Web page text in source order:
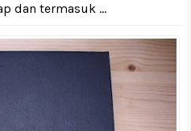
dan termasuk ...